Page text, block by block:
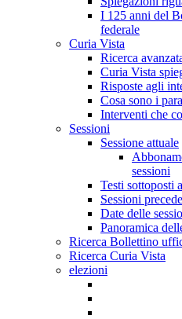
I 125 anni del
federale
Curia Vista
Ricerca
Curia Vista
Risposte agli
Cosa sono i
Interventi che
Sessioni
Sessione attuale
sessioni
Testi sottoposti
Sessioni
Date delle
Panoramica
Ricerca Bollettino
Ricerca Curia Vista
elezioni